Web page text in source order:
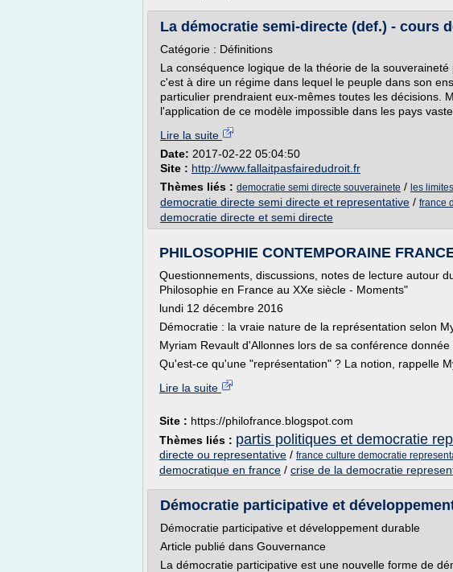
La démocratie semi-directe (def.) - cours
Catégorie : Définitions
La conséquence logique de la théorie de la
c'est à dire un régime dans lequel le peuple dans son
particulier prendraient eux-mêmes toutes les décisions.
l'application de ce modèle impossible dans les pays
Lire la suite
Date: 2017-02-22 05:04:50
Site : http://www.fallaitpasfairedudroit.fr
Thèmes liés : democratie semi directe souverainete / les
democratie directe semi directe et representative / france
democratie directe et semi directe
PHILOSOPHIE CONTEMPORAINE
Questionnements, discussions, notes de lecture autour
Philosophie en France au XXe siècle - Moments"
lundi 12 décembre 2016
Démocratie : la vraie nature de la représentation selon
Myriam Revault d'Allonnes lors de sa conférence donnée
Qu'est-ce qu'une "représentation" ? La notion, rappelle
Lire la suite
Site : https://philofrance.blogspot.com
Thèmes liés : partis politiques et democratie
directe ou representative / france culture democratie
democratique en france / crise de la democratie
Démocratie participative et
Démocratie participative et développement durable
Article publié dans Gouvernance
La démocratie participative est une nouvelle forme de